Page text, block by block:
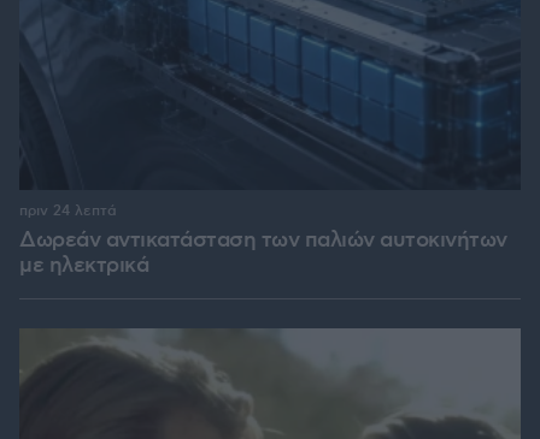
Δωρεάν αντικατάσταση των παλιών αυτοκινήτων
με ηλεκτρικά
πριν 24 λεπτά